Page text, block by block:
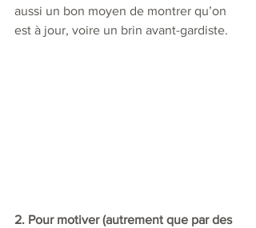
aussi un bon moyen de montrer qu’on
est à jour, voire un brin avant-gardiste.
2. Pour motiver (autrement que par des